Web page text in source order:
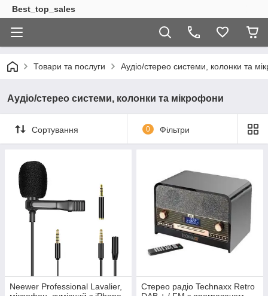
Best_top_sales
Товари та послуги Аудіо/стерео системи, колонки та
Аудіо/стерео системи, колонки та мікрофони
Сортування 0 Фільтри
Neewer Professional Lavalier,
Стерео радіо Technaxx Retro